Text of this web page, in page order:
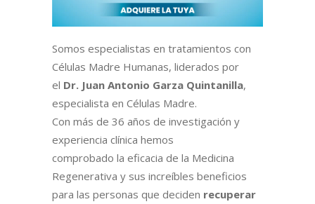
Somos especialistas en tratamientos con
Células Madre Humanas, liderados por
el Dr. Juan Antonio Garza Quintanilla,
especialista en Células Madre.
Con más de 36 años de investigación y
experiencia clínica hemos
comprobado la eficacia de la Medicina
Regenerativa y sus increíbles beneficios
para las personas que deciden recuperar